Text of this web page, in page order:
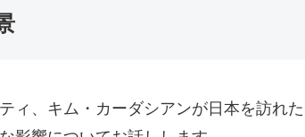
ィ、キム・カーダシアンが日本を訪れた